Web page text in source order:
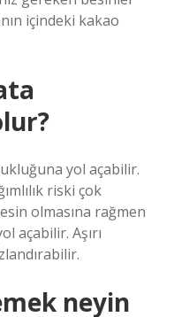
içindeki kakao
yol açabilir.
riski çok
olmasına rağmen
açabilir. Aşırı
neyin